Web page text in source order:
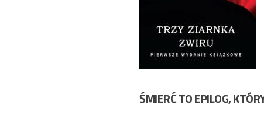
ŚMIERĆ TO EPILOG,